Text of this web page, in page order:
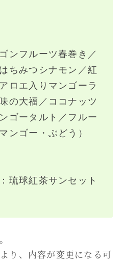
ンフルーツ春巻き／
ちみつシナモン／紅
ロエ入りマンゴーラ
の大福／ココナッツ
ゴータルト／フルー
ンゴー・ぶどう）
琉球紅茶サンセット
り、内容が変更になる可